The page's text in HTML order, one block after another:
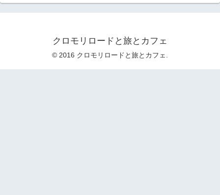
クロモリロードと旅とカフェ
© 2016 クロモリロードと旅とカフェ.